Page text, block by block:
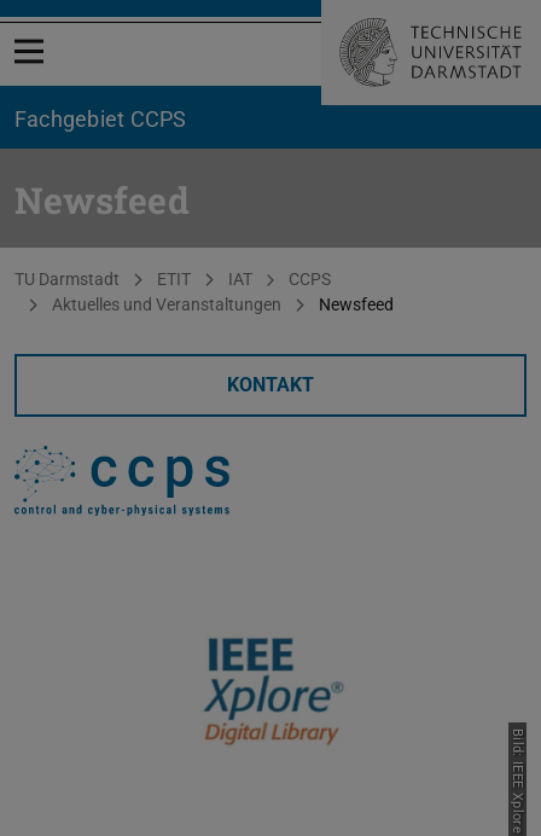
Menü öffnen
Fachgebiet CCPS
Newsfeed
Sie befinden sich hier:
TU Darmstadt ETIT IAT
CCPS
Aktuelles und Veranstaltungen
Newsfeed
KONTAKT
Bild: IEEE Xplore